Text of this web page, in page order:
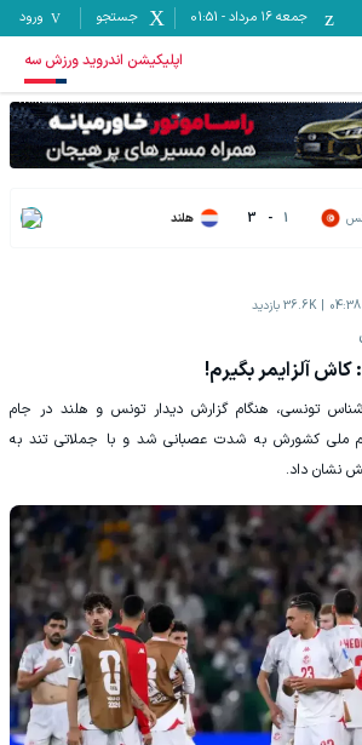
جمعه ۱۶ مرداد -
01:51 جستجو ورود
اپلیکیشن اندروید ورزش سه
1
-
3 هلند
36.6K بازدید
آلزایمر بگیرم!
تونسی، هنگام گزارش دیدار تونس و هلند در جام
ملی کشورش به شدت عصبانی شد و با جملاتی تند به
نشان داد.